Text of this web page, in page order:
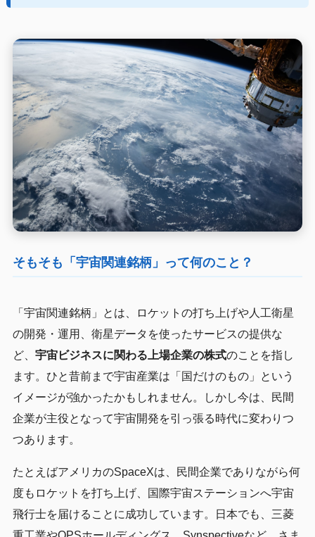
そもそも「宇宙関連銘柄」って何のこと？
「宇宙関連銘柄」とは、ロケットの打ち上げや人工衛星
の開発・運用、衛星データを使ったサービスの提供な
ど、 宇宙ビジネスに関わる上場企業の株式のことを指し
ます。ひと昔前まで宇宙産業は「国だけのもの」という
イメージが強かったかもしれません。しかし今は、民間
企業が主役となって宇宙開発を引っ張る時代に変わりつ
つあります。
たとえばアメリカのSpaceXは、民間企業でありながら何
度もロケットを打ち上げ、国際宇宙ステーションへ宇宙
飛行士を届けることに成功しています。日本でも、三菱